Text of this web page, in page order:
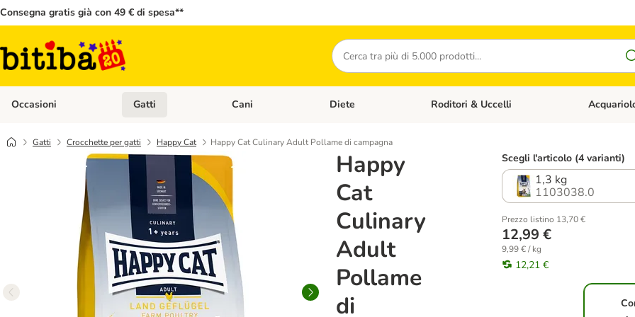
Consegna gratis già con 49 € di spesa**
Cerca
Occasioni Apri Menù Categoria: Occasioni
Gatti Apri Menù Categoria: Gatti
Cani Apri Menù Categoria: Cani
Diete Apri Menù Categoria: Diete
Roditori & Uccelli Apri Menù
Gatti Crocchette per gatti Happy Cat Happy Cat Culinary Adult Pollame di campagna
Happy
Cat
Culinary
Adult
Pollame
di
Scegli l'articolo (4 varianti)
1,3 kg
1103038.0
Prezzo listino 13,70 €
12,99 €
9,99 € / kg
12,21 €